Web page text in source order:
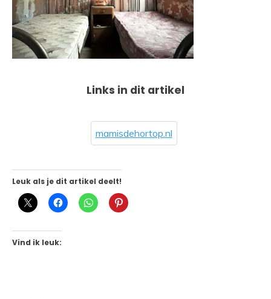
Links in dit artikel
mamisdehortop.nl
Leuk als je dit artikel deelt!
Vind ik leuk: